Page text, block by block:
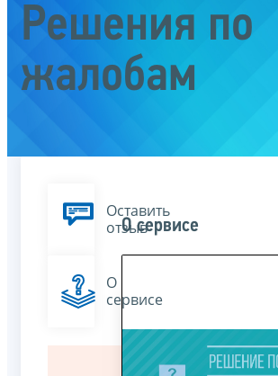
Решения по
жалобам
Оставить
отзыв
О
сервисе
О сервисе